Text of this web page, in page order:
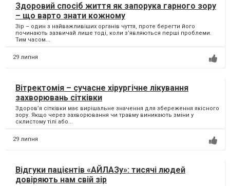
Здоровий спосіб життя як запорука гарного зору
– що варто знати кожному
Зір – один з найважливіших органів чуття, проте берегти його
починають зазвичай лише тоді, коли з’являються перші проблеми.
Тим часом...
29 липня
Вітректомія – сучасне хірургічне лікування
захворювань сітківки
Здоров’я сітківки має вирішальне значення для збереження якісного
зору. Якщо через захворювання чи травму виникають зміни у
склистому тілі або...
29 липня
Відгуки пацієнтів «АЙЛАЗу»: тисячі людей
довіряють нам свій зір